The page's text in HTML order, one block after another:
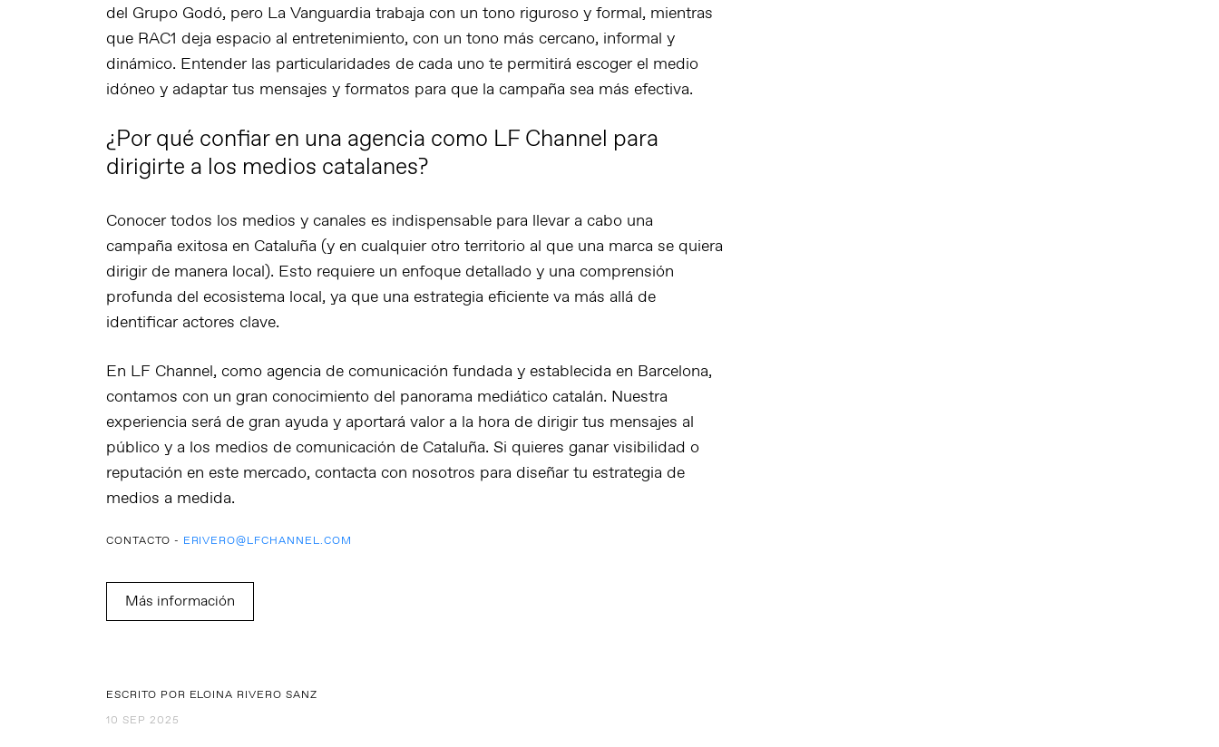
del Grupo Godó, pero La Vanguardia trabaja con un tono riguroso y formal, mientras
que RAC1 deja espacio al entretenimiento, con un tono más cercano, informal y
dinámico. Entender las particularidades de cada uno te permitirá escoger el medio
idóneo y adaptar tus mensajes y formatos para que la campaña sea más efectiva.
¿Por qué confiar en una agencia como LF Channel para
dirigirte a los medios catalanes?
Conocer todos los medios y canales es indispensable para llevar a cabo una
campaña exitosa en Cataluña (y en cualquier otro territorio al que una marca se quiera
dirigir de manera local). Esto requiere un enfoque detallado y una comprensión
profunda del ecosistema local, ya que una estrategia eficiente va más allá de
identificar actores clave.
En LF Channel, como agencia de comunicación fundada y establecida en Barcelona,
contamos con un gran conocimiento del panorama mediático catalán. Nuestra
experiencia será de gran ayuda y aportará valor a la hora de dirigir tus mensajes al
público y a los medios de comunicación de Cataluña. Si quieres ganar visibilidad o
reputación en este mercado, contacta con nosotros para diseñar tu estrategia de
medios a medida.
CONTACTO - ERIVERO@LFCHANNEL.COM
Más información
ESCRITO POR ELOINA RIVERO SANZ
10 SEP 2025